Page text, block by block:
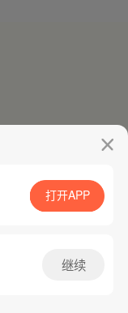
打开APP
继续